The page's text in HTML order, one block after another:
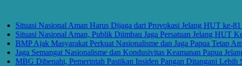
Situasi Nasional Aman Harus Dijaga dari Provokasi Jelang HUT ke-81 RI
Situasi Nasional Aman, Publik Diimbau Jaga Persatuan Jelang HUT Ke-81
BMP Ajak Masyarakat Perkuat Nasionalisme dan Jaga Papua Tetap Aman
Jaga Semangat Nasionalisme dan Kondusivitas Keamanan Papua Jelang
MBG Dibenahi, Pemerintah Pastikan Insiden Pangan Ditangani Lebih Serius